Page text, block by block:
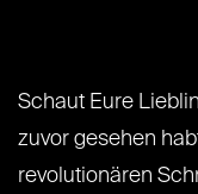
Schaut Eure
zuvor gesehen
revolutionären